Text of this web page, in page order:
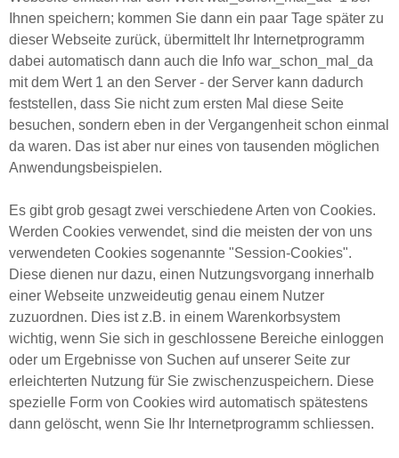
Ihnen speichern; kommen Sie dann ein paar Tage später zu
dieser Webseite zurück, übermittelt Ihr Internetprogramm
dabei automatisch dann auch die Info war_schon_mal_da
mit dem Wert 1 an den Server - der Server kann dadurch
feststellen, dass Sie nicht zum ersten Mal diese Seite
besuchen, sondern eben in der Vergangenheit schon einmal
da waren. Das ist aber nur eines von tausenden möglichen
Anwendungsbeispielen.
Es gibt grob gesagt zwei verschiedene Arten von Cookies.
Werden Cookies verwendet, sind die meisten der von uns
verwendeten Cookies sogenannte "Session-Cookies".
Diese dienen nur dazu, einen Nutzungsvorgang innerhalb
einer Webseite unzweideutig genau einem Nutzer
zuzuordnen. Dies ist z.B. in einem Warenkorbsystem
wichtig, wenn Sie sich in geschlossene Bereiche einloggen
oder um Ergebnisse von Suchen auf unserer Seite zur
erleichterten Nutzung für Sie zwischenzuspeichern. Diese
spezielle Form von Cookies wird automatisch spätestens
dann gelöscht, wenn Sie Ihr Internetprogramm schliessen.